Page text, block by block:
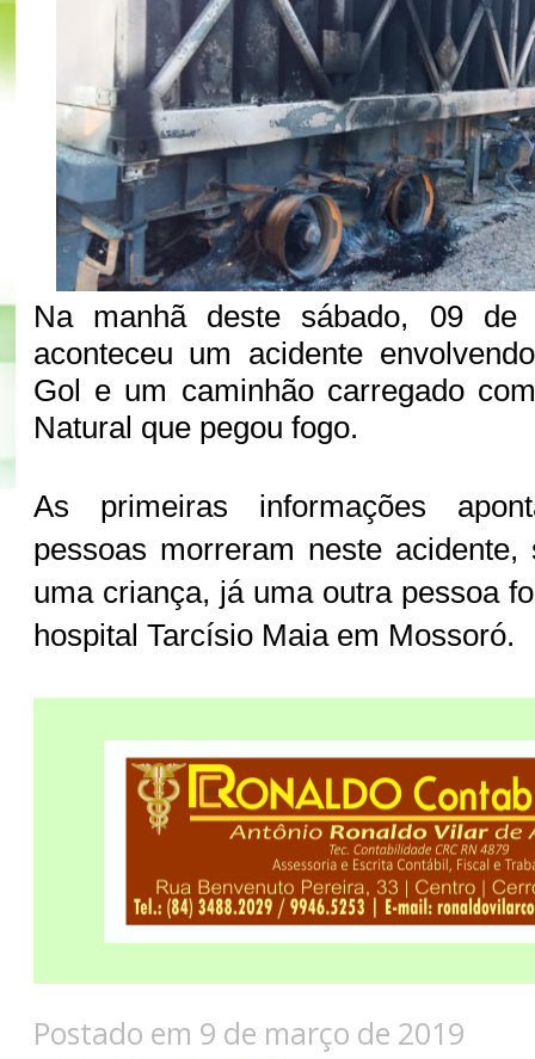
Na manhã deste sábado, 09 de
aconteceu um acidente
Gol e um caminhão carregado
Natural que pegou fogo.
As primeiras informações
pessoas morreram neste
uma criança, já uma outra pessoa
hospital Tarcísio Maia em Mossoró.
Postado em 9 de março de 2019